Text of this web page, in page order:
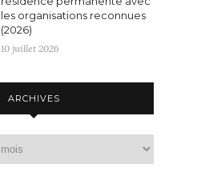
les organisations reconnues
(2026)
10 juillet 2026
ARCHIVES